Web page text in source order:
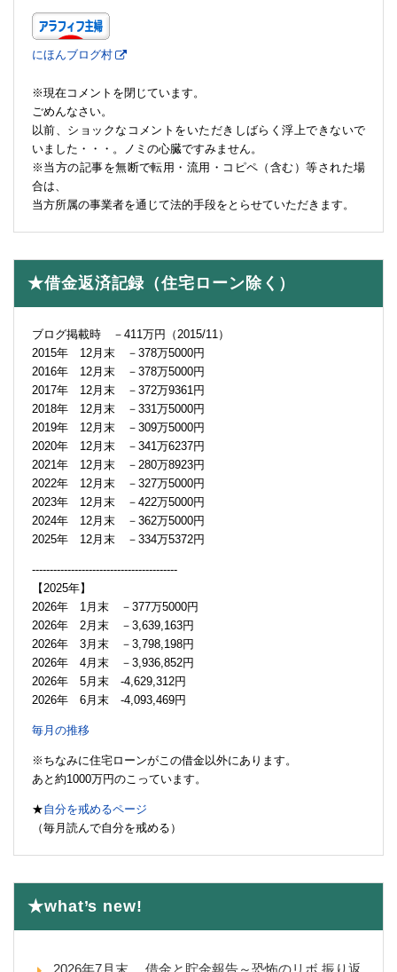
にほんブログ村
※現在コメントを閉じています。
ごめんなさい。
以前、ショックなコメントをいただきしばらく浮上できないで
いました・・・。ノミの心臓ですみません。
※当方の記事を無断で転用・流用・コピペ（含む）等された場
合は、
当方所属の事業者を通じて法的手段をとらせていただきます。
★借金返済記録（住宅ローン除く）
ブログ掲載時 －411万円（2015/11）
2015年 12月末 －378万5000円
2016年 12月末 －378万5000円
2017年 12月末 －372万9361円
2018年 12月末 －331万5000円
2019年 12月末 －309万5000円
2020年 12月末 －341万6237円
2021年 12月末 －280万8923円
2022年 12月末 －327万5000円
2023年 12月末 －422万5000円
2024年 12月末 －362万5000円
2025年 12月末 －334万5372円
-----------------------------------------
【2025年】
2026年 1月末 －377万5000円
2026年 2月末 －3,639,163円
2026年 3月末 －3,798,198円
2026年 4月末 －3,936,852円
2026年 5月末 -4,629,312円
2026年 6月末 -4,093,469円
毎月の推移
※ちなみに住宅ローンがこの借金以外にあります。
あと約1000万円のこっています。
★自分を戒めるページ
（毎月読んで自分を戒める）
★what’s new!